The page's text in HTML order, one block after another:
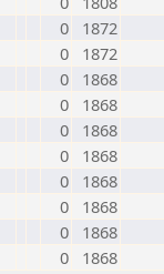
0
1872
0
1872
0
1868
0
1868
0
1868
0
1868
0
1868
0
1868
0
1868
0 1868